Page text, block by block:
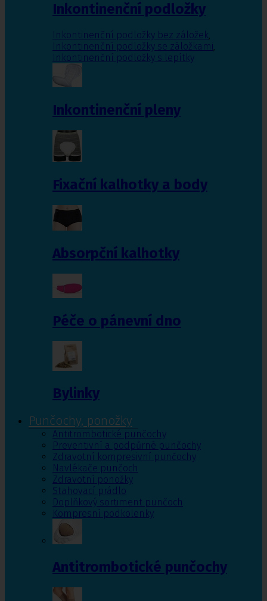
Inkontinenční podložky
Inkontinenční podložky bez záložek,
Inkontinenční podložky se záložkami,
Inkontinenční podložky s lepítky
Inkontinenční pleny
Fixační kalhotky a body
Absorpční kalhotky
Péče o pánevní dno
Bylinky
Punčochy, ponožky
Antitrombotické punčochy
Preventivní a podpůrné punčochy
Zdravotní kompresivní punčochy
Navlékače punčoch
Zdravotní ponožky
Stahovací prádlo
Doplňkový sortiment punčoch
Kompresní podkolenky
Antitrombotické punčochy